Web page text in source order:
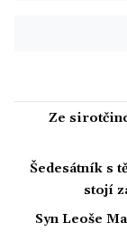
Ze
Šedesátník s
stojí
Syn Leoše